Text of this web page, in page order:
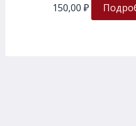
150,00 ₽